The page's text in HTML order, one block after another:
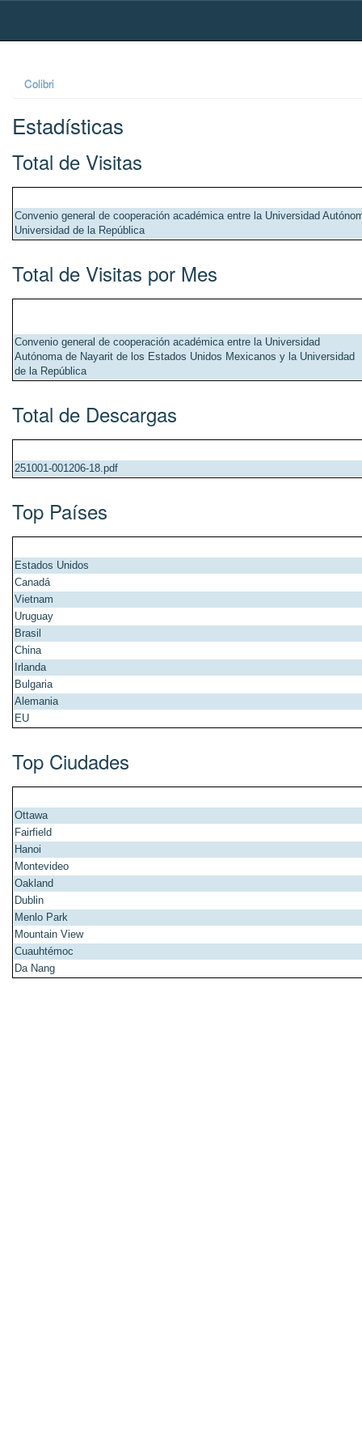
Skip
Colibri
Estadísticas
Total de Visitas
Convenio general de cooperación académica entre la Universidad
Universidad de la República
Total de Visitas por Mes
Convenio general de cooperación académica entre la Universidad
Autónoma de Nayarit de los Estados Unidos Mexicanos y la Universidad
de la República
Total de Descargas
251001-001206-18.pdf
Top Países
Estados Unidos
Canadá
Vietnam
Uruguay
Brasil
China
Irlanda
Bulgaria
Alemania
EU
Top Ciudades
Ottawa
Fairfield
Hanoi
Montevideo
Oakland
Dublin
Menlo Park
Mountain View
Cuauhtémoc
Da Nang